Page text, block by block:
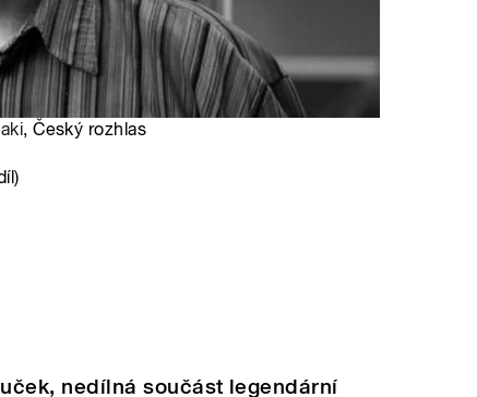
, Český rozhlas
nedílná součást legendární